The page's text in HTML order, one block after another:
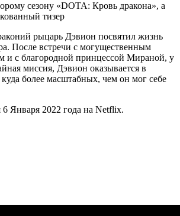
сезону «DOTA: Кровь дракона», а
тизер
рыцарь Дэвион посвятил жизнь
После встречи с могущественным
и с благородной принцессой Мираной, у
миссия, Дэвион оказывается в
более масштабных, чем он мог себе
6 Января 2022 года на Netflix.